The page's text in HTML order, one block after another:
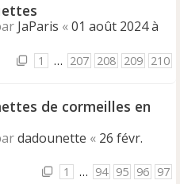
JaParis «01 août 2024 à
1 … 207 208 209 210
de cormeilles en
dadounette « 26 févr.
1 … 94 95 96 97